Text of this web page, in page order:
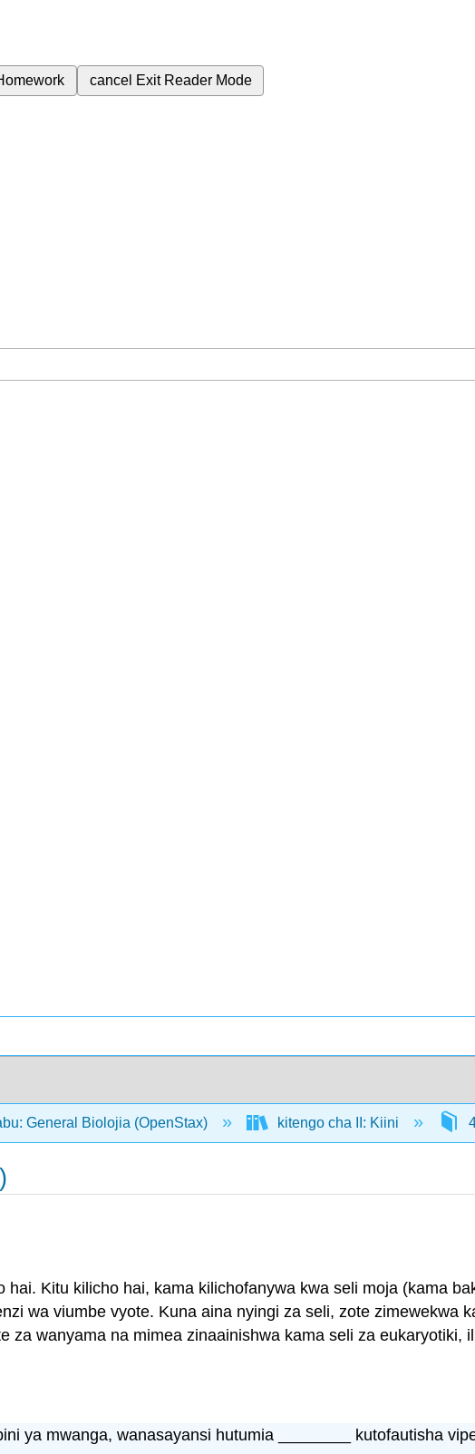
cancel Exit Reader Mode
General Biolojia (OpenStax) kitengo cha II: Kiini
hai. Kitu kilicho hai, kama kilichofanywa kwa seli moja (kama
wa viumbe vyote. Kuna aina nyingi za seli, zote zimewekwa
za wanyama na mimea zinaainishwa kama seli za eukaryotiki,
ya mwanga, wanasayansi hutumia ________ kutofautisha